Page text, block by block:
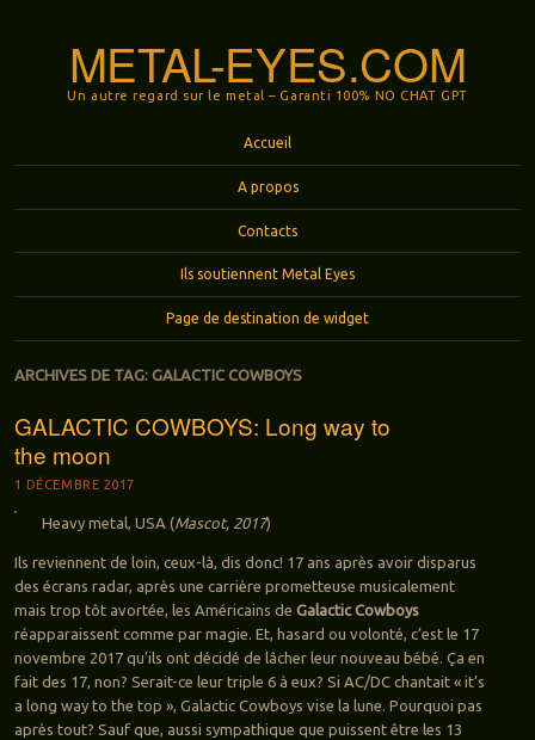
METAL-EYES.COM
Un autre regard sur le metal – Garanti 100% NO CHAT GPT
Accueil
A propos
Contacts
Ils soutiennent Metal Eyes
Page de destination de widget
ARCHIVES DE TAG: GALACTIC COWBOYS
GALACTIC COWBOYS: Long way to
the moon
1 DÉCEMBRE 2017
Heavy metal, USA (Mascot, 2017)
Ils reviennent de loin, ceux-là, dis donc! 17 ans après avoir disparus
des écrans radar, après une carrière prometteuse musicalement
mais trop tôt avortée, les Américains de Galactic Cowboys
réapparaissent comme par magie. Et, hasard ou volonté, c’est le 17
novembre 2017 qu’ils ont décidé de lâcher leur nouveau bébé. Ça en
fait des 17, non? Serait-ce leur triple 6 à eux? Si AC/DC chantait « it’s
a long way to the top », Galactic Cowboys vise la lune. Pourquoi pas
après tout? Sauf que, aussi sympathique que puissent être les 13